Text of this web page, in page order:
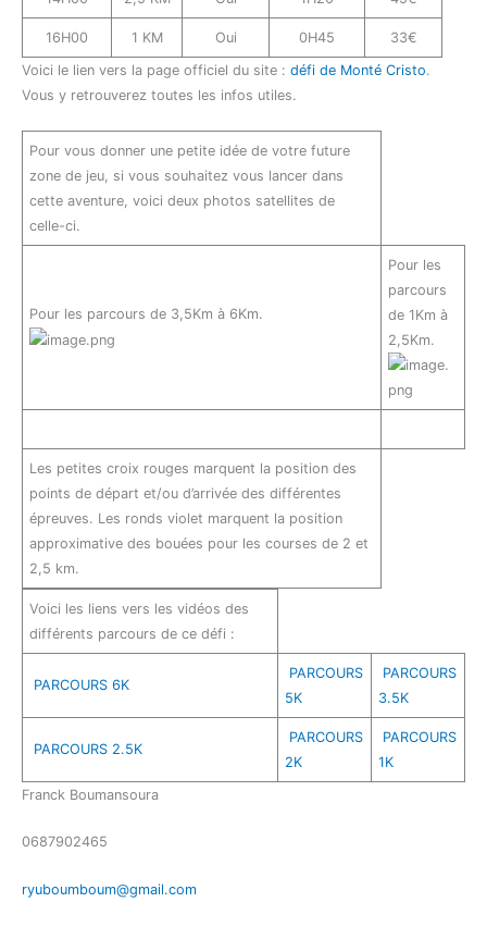
16H00 1 KM Oui 0H45
33€
Voici le lien vers la page officiel du site : défi de Monté Cristo.
Vous y retrouverez toutes les infos utiles.
Pour vous donner une petite idée de votre future
zone de jeu, si vous souhaitez vous lancer dans
cette aventure, voici deux photos satellites de
celle-ci.
Pour les parcours de 3,5Km à 6Km.
Pour les
parcours
de 1Km à
2,5Km.
Les petites croix rouges marquent la position des
points de départ et/ou d’arrivée des différentes
épreuves. Les ronds violet marquent la position
approximative des bouées pour les courses de 2 et
2,5 km.
Voici les liens vers les vidéos des
différents parcours de ce défi :
PARCOURS 6K
PARCOURS
5K
PARCOURS
3.5K
PARCOURS 2.5K
PARCOURS
2K
PARCOURS
1K
Franck Boumansoura
0687902465
ryuboumboum@gmail.com